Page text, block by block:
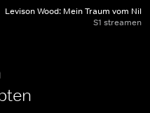
Levison Wood: Mein Traum vom Nil
S1 streamen